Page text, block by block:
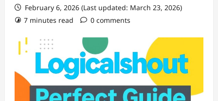
February 6, 2026 (Last updated: March 23, 2026)
7 minutes read
0 comments